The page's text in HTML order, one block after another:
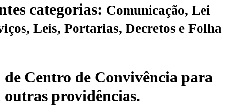
categorias: Comunicação, Lei
Leis, Portarias, Decretos e Folha
Centro de Convivência para
providências.